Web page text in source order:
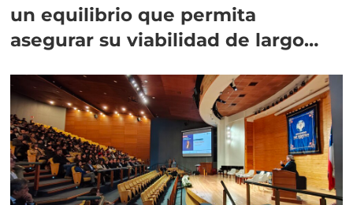
un equilibrio que permita
asegurar su viabilidad de largo